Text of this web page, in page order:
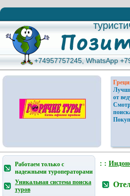
+74957757245, WhatsApp
+74957757245, WhatsApp
от
Работаем только с
надежными туроператорами
Уникальная система поиска
туров
: :